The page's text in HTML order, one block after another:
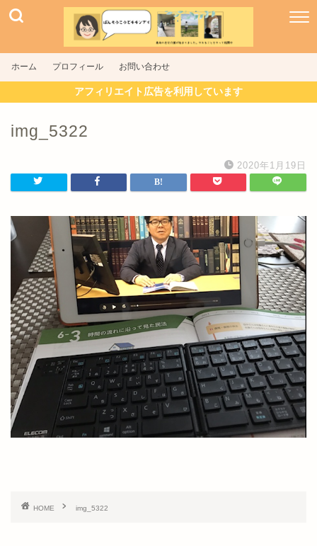
ホーム プロフィール お問い合わせ
アフィリエイト広告を利用しています
img_5322
2020年1月19日
HOME img_5322